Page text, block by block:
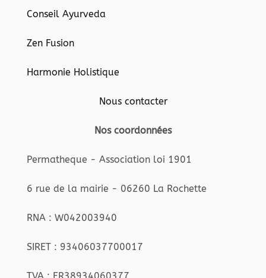
Conseil Ayurveda
Zen Fusion
Harmonie Holistique
Nous contacter
Nos coordonnées
Permatheque - Association loi 1901
6 rue de la mairie - 06260 La Rochette
RNA : W042003940
SIRET : 93406037700017
TVA : FR38934060377